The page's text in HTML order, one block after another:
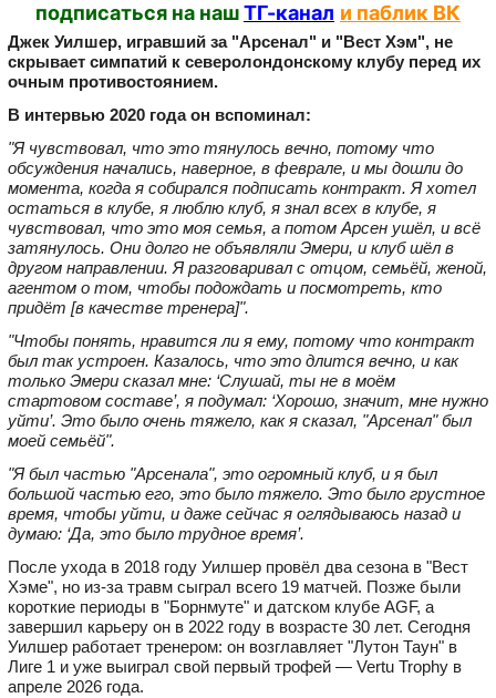
подписаться на нашТГ-канал и паблик ВК
Джек Уилшер, игравший за "Арсенал" и "Вест Хэм", не
скрывает симпатий к северолондонскому клубу перед их
очным противостоянием.
В интервью 2020 года он вспоминал:
"Я чувствовал, что это тянулось вечно, потому что
обсуждения начались, наверное, в феврале, и мы дошли до
момента, когда я собирался подписать контракт. Я хотел
остаться в клубе, я люблю клуб, я знал всех в клубе, я
чувствовал, что это моя семья, а потом Арсен ушёл, и всё
затянулось. Они долго не объявляли Эмери, и клуб шёл в
другом направлении. Я разговаривал с отцом, семьёй, женой,
агентом о том, чтобы подождать и посмотреть, кто
придёт [в качестве тренера]".
"Чтобы понять, нравится ли я ему, потому что контракт
был так устроен. Казалось, что это длится вечно, и как
только Эмери сказал мне: ‘Слушай, ты не в моём
стартовом составе’, я подумал: ‘Хорошо, значит, мне нужно
уйти’. Это было очень тяжело, как я сказал, "Арсенал" был
моей семьёй".
"Я был частью "Арсенала", это огромный клуб, и я был
большой частью его, это было тяжело. Это было грустное
время, чтобы уйти, и даже сейчас я оглядываюсь назад и
думаю: ‘Да, это было трудное время’.
После ухода в 2018 году Уилшер провёл два сезона в "Вест
Хэме", но из‑за травм сыграл всего 19 матчей. Позже были
короткие периоды в "Борнмуте" и датском клубе AGF, а
завершил карьеру он в 2022 году в возрасте 30 лет. Сегодня
Уилшер работает тренером: он возглавляет "Лутон Таун" в
Лиге 1 и уже выиграл свой первый трофей — Vertu Trophy в
апреле 2026 года.